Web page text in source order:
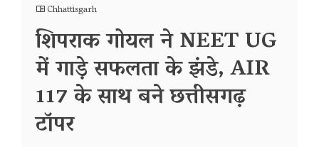
Chhattisgarh
शिपराक गोयल ने NEET UG
में गाड़े सफलता के झंडे, AIR
117 के साथ बने छत्तीसगढ़
टॉपर